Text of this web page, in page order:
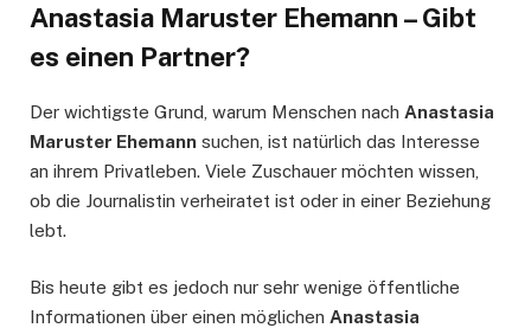
Anastasia Maruster Ehemann – Gibt
es einen Partner?
Der wichtigste Grund, warum Menschen nach Anastasia
Maruster Ehemann suchen, ist natürlich das Interesse
an ihrem Privatleben. Viele Zuschauer möchten wissen,
ob die Journalistin verheiratet ist oder in einer Beziehung
lebt.
Bis heute gibt es jedoch nur sehr wenige öffentliche
Informationen über einen möglichen Anastasia